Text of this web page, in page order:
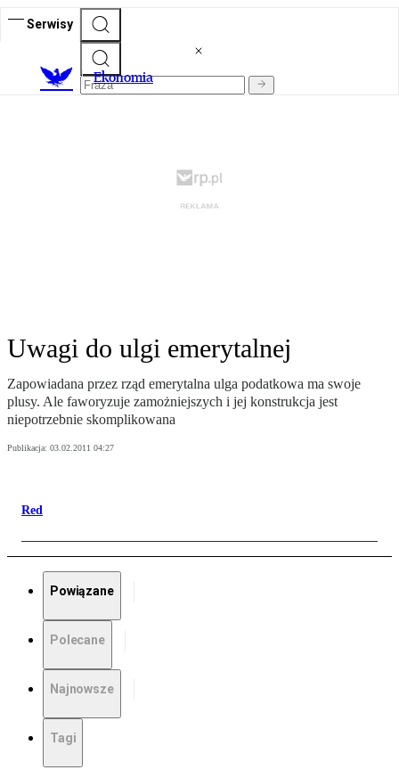
Serwisy
Ekonomia
Uwagi do ulgi emerytalnej
Zapowiadana przez rząd emerytalna ulga podatkowa ma swoje
plusy. Ale faworyzuje zamożniejszych i jej konstrukcja jest
niepotrzebnie skomplikowana
Publikacja: 03.02.2011 04:27
Red
Powiązane
Polecane
Najnowsze
Tagi